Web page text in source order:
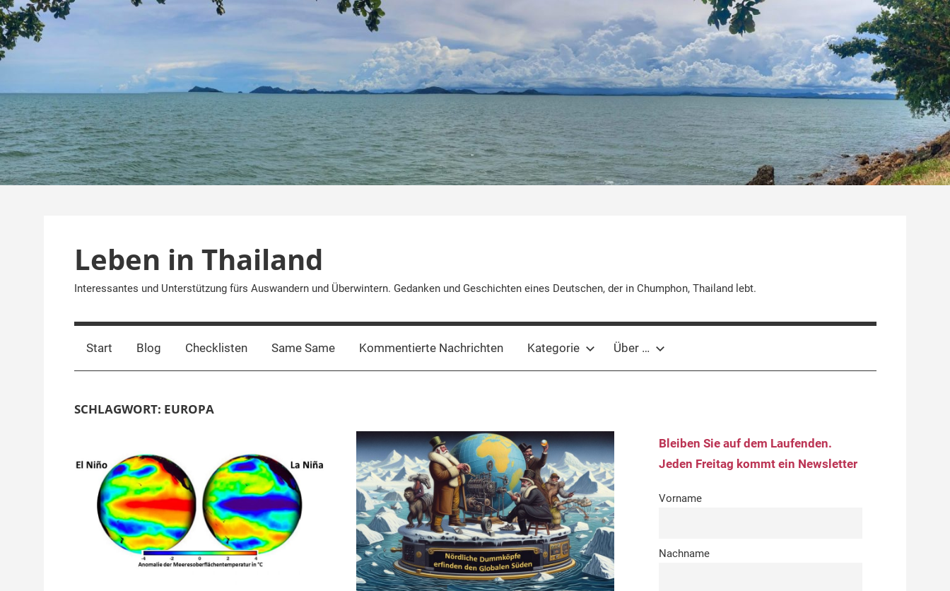
Zum
Inhalt
springen
Leben in Thailand
Interessantes und Unterstützung fürs Auswandern und Überwintern. Gedanken und Geschichten eines Deutschen, der in Chumphon, Thailand lebt.
Start Blog Checklisten Same Same Kommentierte Nachrichten Kategorie Über …
SCHLAGWORT: EUROPA
Bleiben Sie auf dem Laufenden.
Jeden Freitag kommt ein Newsletter
Vorname
Nachname